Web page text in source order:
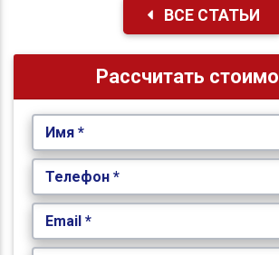
ВСЕ СТАТЬИ
Рассчитать
Имя *
Телефон *
Email *